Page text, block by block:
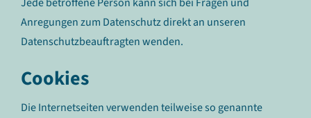
Anregungen zum Datenschutz direkt an unseren
Datenschutzbeauftragten wenden.
Cookies
Die Internetseiten verwenden teilweise so genannte